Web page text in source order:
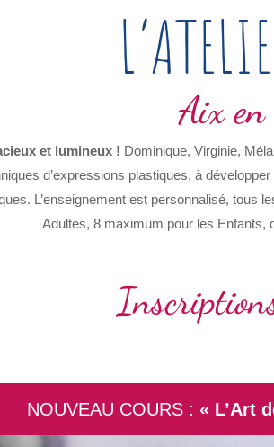
Aix en
et lumineux ! Dominique, Virginie,
d’expressions plastiques, à
L’enseignement est personnalisé, tous
Adultes, 8 maximum pour les Enfants,
NOUVEAU COURS : « L’Art